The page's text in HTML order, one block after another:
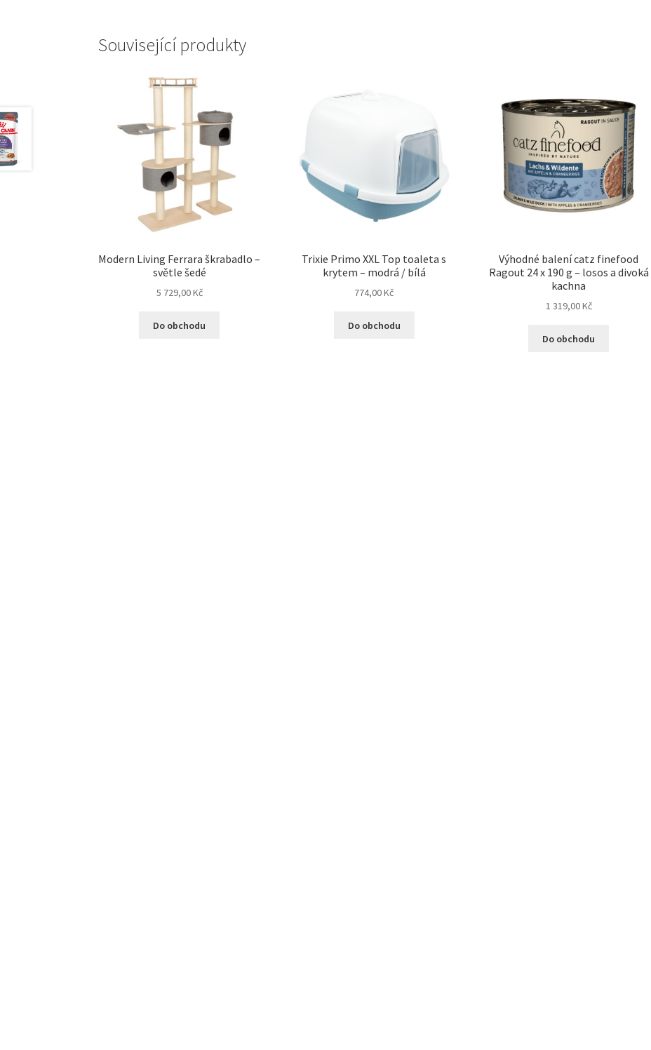
Související produkty
Modern Living Ferrara škrabadlo –
světle šedé
5 729,00Kč
Do obchodu
Trixie Primo XXL Top toaleta s
krytem – modrá / bílá
774,00Kč
Do obchodu
Výhodné balení catz finefood
Ragout 24 x 190 g – losos a divoká
kachna
1 319,00Kč
Do obchodu